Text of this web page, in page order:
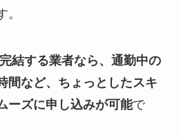
結する業者なら、通勤中の
間など、ちょっとしたスキ
ーズに申し込みが可能で